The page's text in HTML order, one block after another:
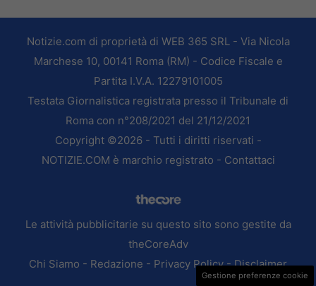
Notizie.com di proprietà di WEB 365 SRL - Via Nicola
Marchese 10, 00141 Roma (RM) - Codice Fiscale e
Partita I.V.A. 12279101005
Testata Giornalistica registrata presso il Tribunale di
Roma con n°208/2021 del 21/12/2021
Copyright ©2026 - Tutti i diritti riservati -
NOTIZIE.COM è marchio registrato - Contattaci
Le attività pubblicitarie su questo sito sono gestite da
theCoreAdv
Chi Siamo - Redazione - Privacy Policy-Disclaimer
Gestione preferenze cookie